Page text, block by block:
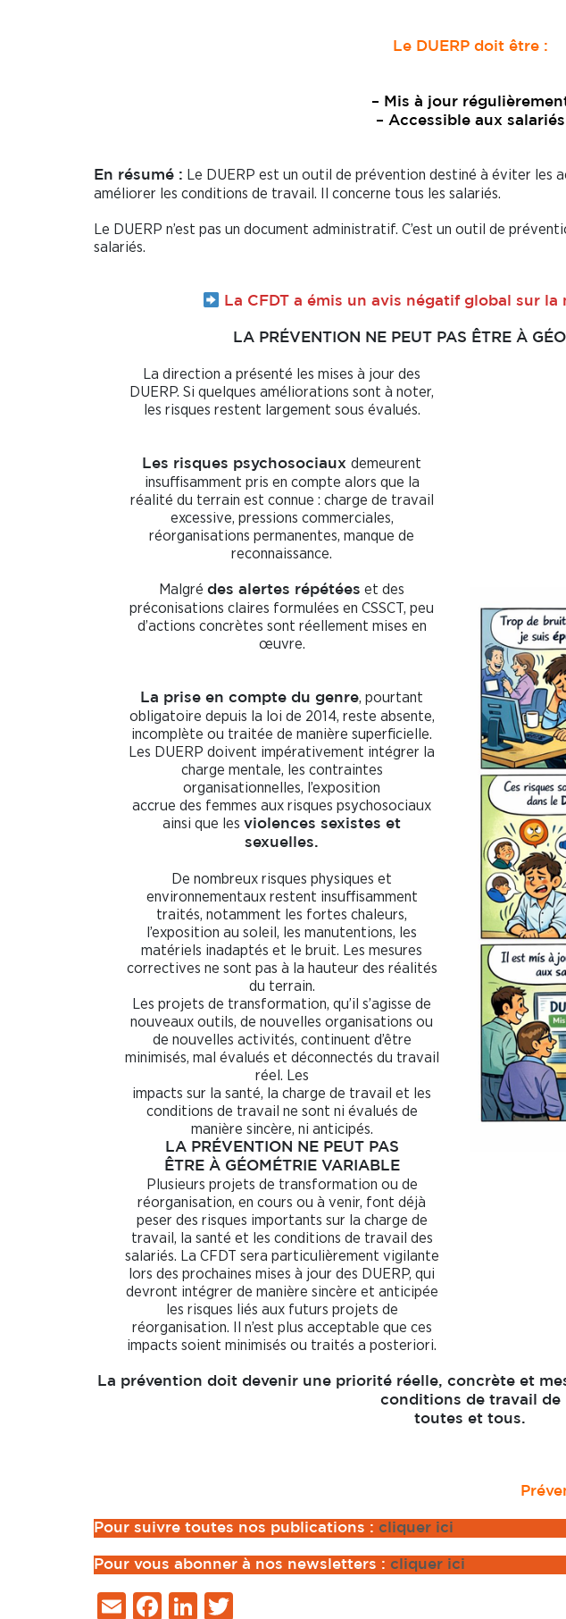
Le DUERP doit être :
– Mis à jour
– Accessible aux salariés
En résumé : Le DUERP est un outil de prévention destiné à éviter les
améliorer les conditions de travail. Il concerne tous les salariés.
Le DUERP n’est pas un document administratif. C’est un outil de
salariés.
La CFDT a émis un avis négatif global sur la
LA PRÉVENTION NE PEUT PAS ÊTRE À
La direction a présenté les mises à jour des
DUERP. Si quelques améliorations sont à noter,
les risques restent largement sous évalués.
Les risques psychosociauxdemeurent
insuffisamment pris en compte alors que la
réalité du terrain est connue : charge de travail
excessive, pressions commerciales,
réorganisations permanentes, manque de
reconnaissance.
Malgrédes alertes répétées et des
préconisations claires formulées en CSSCT, peu
d’actions concrètes sont réellement mises en
œuvre.
La prise en compte du genre, pourtant
obligatoire depuis la loi de 2014, reste absente,
incomplète ou traitée de manière superficielle.
Les DUERP doivent impérativement intégrer la
charge mentale, les contraintes
organisationnelles, l’exposition
accrue des femmes aux risques psychosociaux
ainsi que lesviolences sexistes et
sexuelles.
De nombreux risques physiques et
environnementaux restent insuffisamment
traités, notamment les fortes chaleurs,
l’exposition au soleil, les manutentions, les
matériels inadaptés et le bruit. Les mesures
correctives ne sont pas à la hauteur des réalités
du terrain.
Les projets de transformation, qu’il s’agisse de
nouveaux outils, de nouvelles organisations ou
de nouvelles activités, continuent d’être
minimisés, mal évalués et déconnectés du travail
réel. Les
impacts sur la santé, la charge de travail et les
conditions de travail ne sont ni évalués de
manière sincère, ni anticipés.
LA PRÉVENTION NE PEUT PAS
ÊTRE À GÉOMÉTRIE VARIABLE
Plusieurs projets de transformation ou de
réorganisation, en cours ou à venir, font déjà
peser des risques importants sur la charge de
travail, la santé et les conditions de travail des
salariés. La CFDT sera particulièrement vigilante
lors des prochaines mises à jour des DUERP, qui
devront intégrer de manière sincère et anticipée
les risques liés aux futurs projets de
réorganisation. Il n’est plus acceptable que ces
impacts soient minimisés ou traités a posteriori.
La prévention doit devenir une priorité réelle, concrète et
conditions de travail de
toutes et tous.
Pour suivre toutes nos publications : cliquer ici
Pour vous abonner à nos newsletters : cliquer ici
EmailFacebook
LinkedIn